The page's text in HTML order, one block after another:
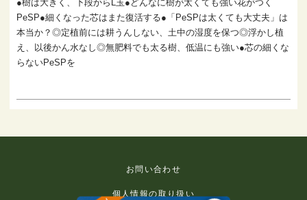
●樹は大きく、下段からL玉●どんなに樹が太くても強い花がつく
PeSP●細くなった芯はまた復活する●「PeSPは太くても大丈夫」は
本当か？◎定植前には耕うんしない、土中の湿度を保つ◎浮かし植
え、以後かん水なし◎無肥料でも太る樹、低温にも強い●芯の細くな
らないPeSPを
お問い合わせ
個人情報の取り扱い